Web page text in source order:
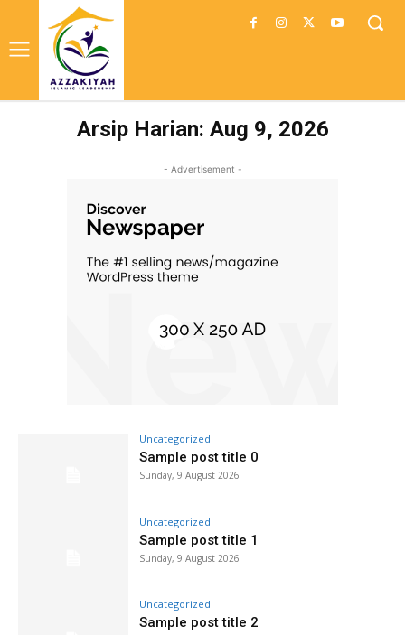
Arsip Harian: Aug 9, 2026
- Advertisement -
Uncategorized
Sample post title 0
Sunday, 9 August 2026
Uncategorized
Sample post title 1
Sunday, 9 August 2026
Uncategorized
Sample post title 2